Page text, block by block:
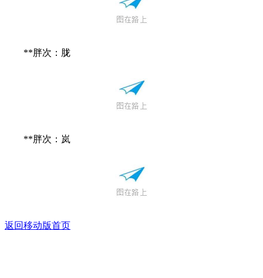
**胖次：胧
**胖次：岚
返回移动版首页